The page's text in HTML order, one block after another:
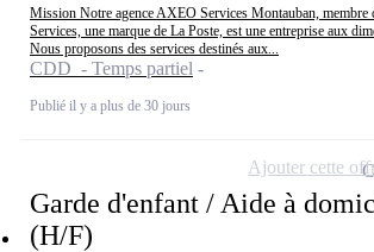
Mission Notre agence AXEO Services Montauban, membre
Services, une marque de La Poste, est une entreprise aux
Nous proposons des services destinés aux...
CDD - Temps partiel
Publié il y a plus de 30 jours
Garde d'enfant / Aide à
(H/F)
Ajouter cette